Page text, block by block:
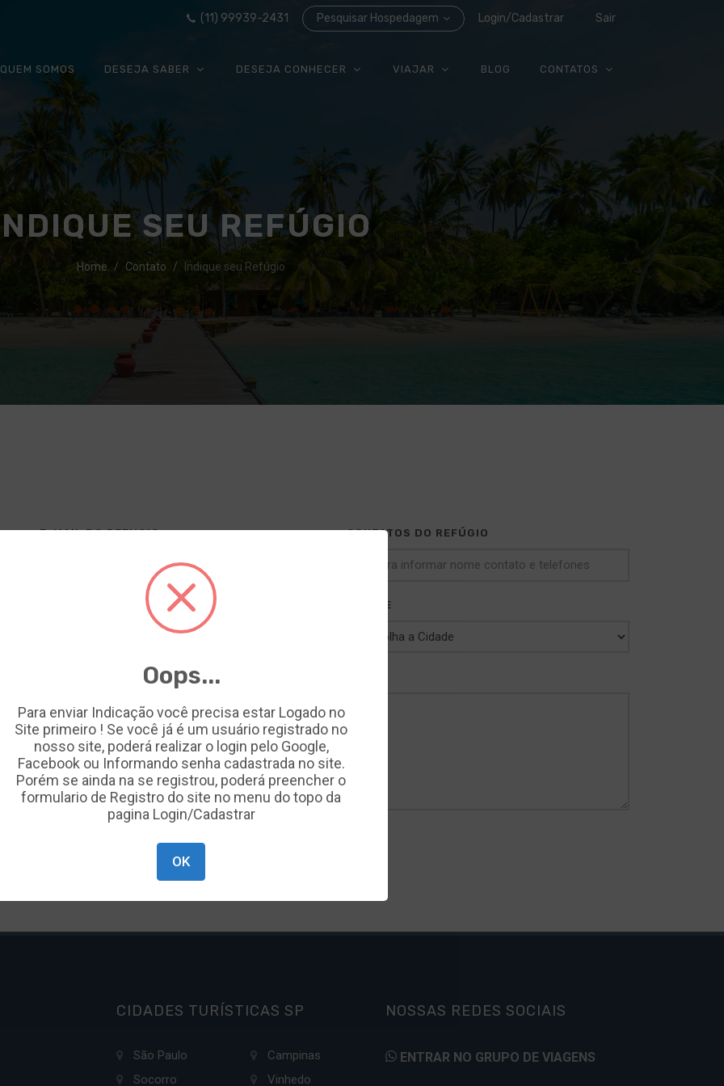
Utilizamos cookies essenciais e tecnologias semelhantes de
acordo com a nossaPolítica de Privacidadee, ao continuar
navegando, você concorda com estas condições.
Fechar Ok, Aceito!
(11) 99939-2431 Pesquisar Hospedagem Login/Cadastrar Sair
QUEM SOMOS DESEJA SABER DESEJA CONHECER VIAJAR BLOG CONTATOS
SEU REFÚGIO
Home Contato Indique seu Refúgio
E-MAIL DO REFUGIO* CONTATOS DO REFÚGIO
CIDADE
CIDADES TURÍSTICAS SP
São Paulo
Socorro
Campinas
Vinhedo
NOSSAS REDES SOCIAIS
ENTRAR NO GRUPO DE VIAGENS
Oops...
Para enviar Indicação você precisa estar Logado no
Site primeiro ! Se você já é um usuário registrado no
nosso site, poderá realizar o login pelo Google,
Facebook ou Informando senha cadastrada no site.
Porém se ainda na se registrou, poderá preencher o
formulario de Registro do site no menu do topo da
pagina Login/Cadastrar
OK